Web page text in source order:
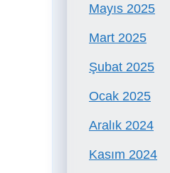
Mayıs 2025
Mart 2025
Şubat 2025
Ocak 2025
Aralık 2024
Kasım 2024